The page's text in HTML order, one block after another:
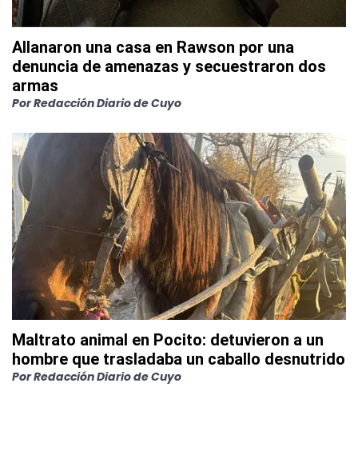
Allanaron una casa en Rawson por una
denuncia de amenazas y secuestraron dos
armas
PorRedacción Diario de Cuyo
Maltrato animal en Pocito: detuvieron a un
hombre que trasladaba un caballo desnutrido
PorRedacción Diario de Cuyo